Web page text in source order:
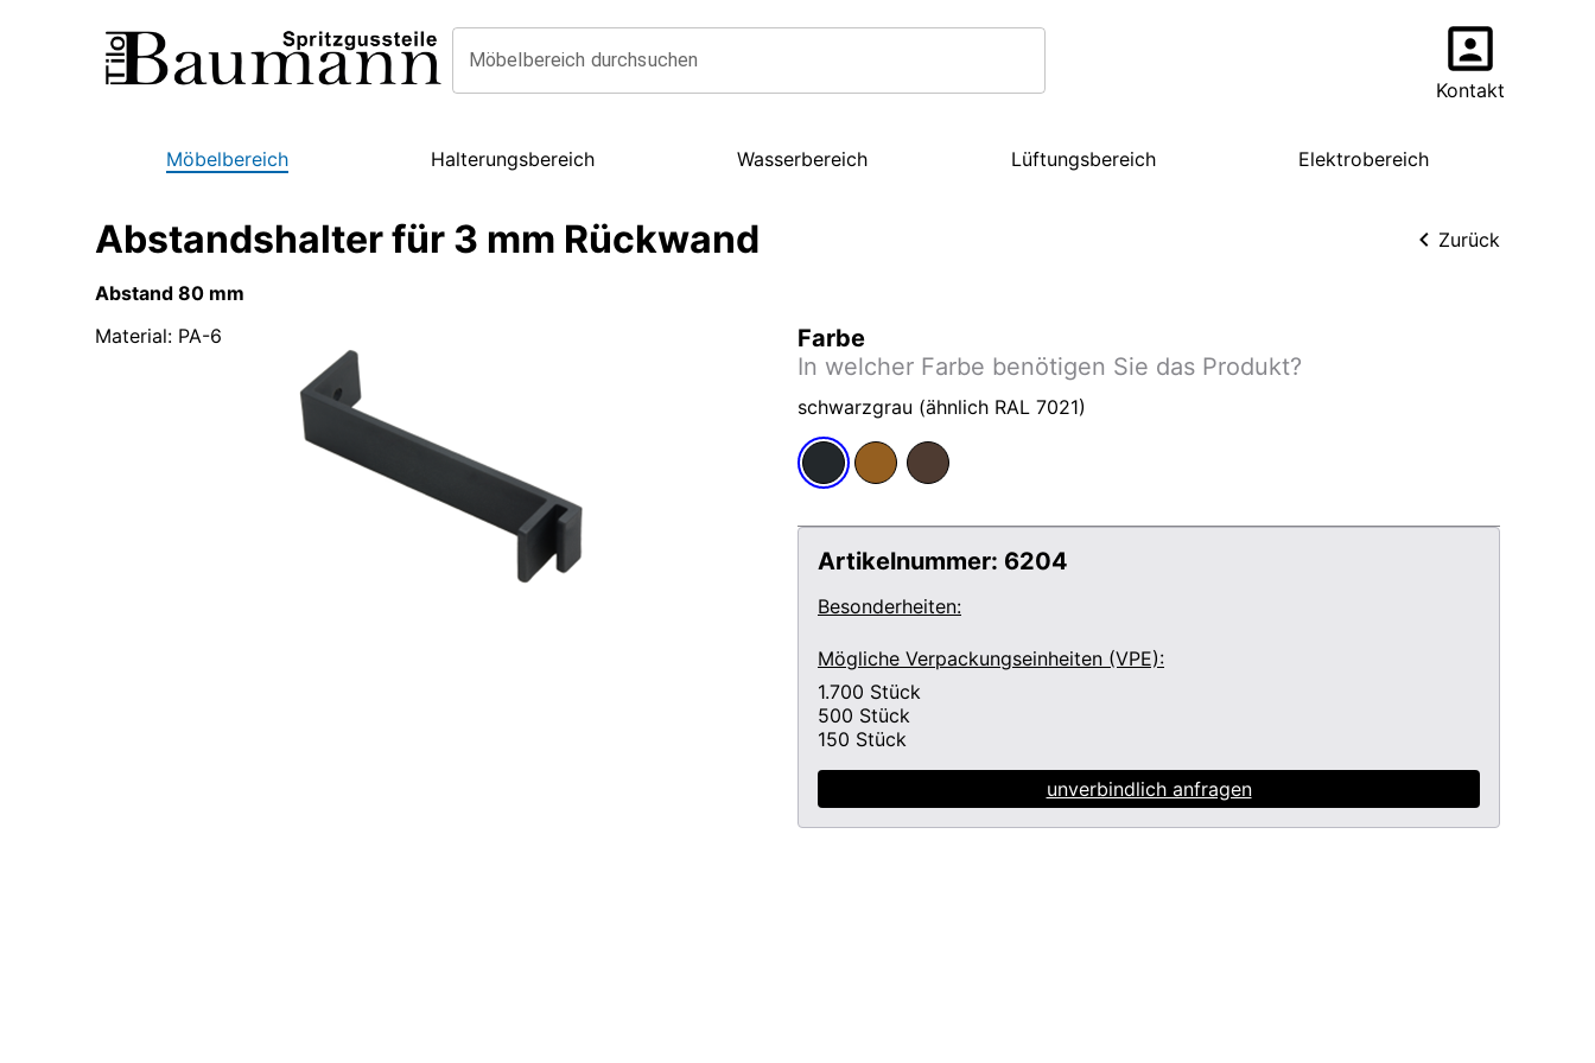
Möbelbereich durchsuchen
Kontakt
Möbelbereich Halterungsbereich Wasserbereich Lüftungsbereich Elektrobereich
Abstandshalter für 3 mm Rückwand Zurück
Abstand 80 mm
Material: PA-6
Farbe
In welcher Farbe benötigen Sie das Produkt?
schwarzgrau (ähnlich RAL 7021)
Artikelnummer: 6204
Besonderheiten:
Mögliche Verpackungseinheiten (VPE):
1.700 Stück
500 Stück
150 Stück
unverbindlich anfragen